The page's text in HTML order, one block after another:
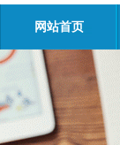
网站首页